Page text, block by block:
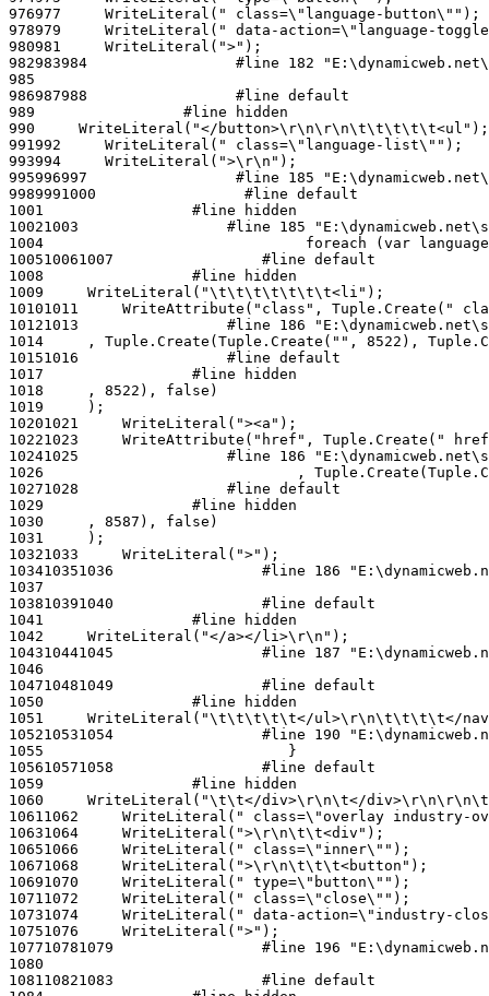
976977
978979
980981
982983984
985
986987988
989
990
991992
993994
995996997
9989991000
1001
10021003
1004
100510061007
1008
1009
10101011
10121013
1014
10151016
1017
1018
1019
10201021
10221023
10241025
1026
10271028
1029
1030
1031
10321033
103410351036
1037
103810391040
1041
1042
104310441045
1046
104710481049
1050
1051
105210531054
1055
105610571058
1059
1060
10611062
10631064
10651066
10671068
10691070
10711072
10731074
10751076
107710781079
1080
108110821083